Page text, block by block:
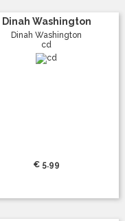
Dinah Washington
Dinah Washington
cd
€ 5.99